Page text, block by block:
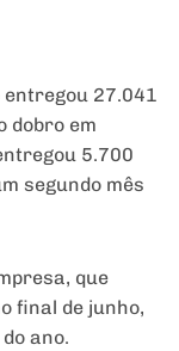
27.041
dobro em
5.700
segundo mês
que
final de junho,
ano.